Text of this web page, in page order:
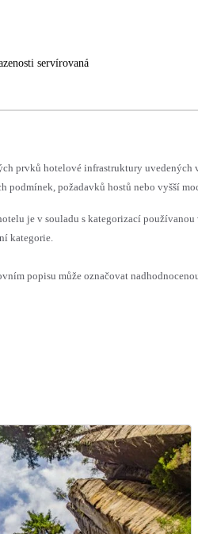
servírovaná
prvků hotelové infrastruktury uvedených
podmínek, požadavků hostů nebo vyšší
je v souladu s kategorizací používanou
kategorie.
popisu může označovat